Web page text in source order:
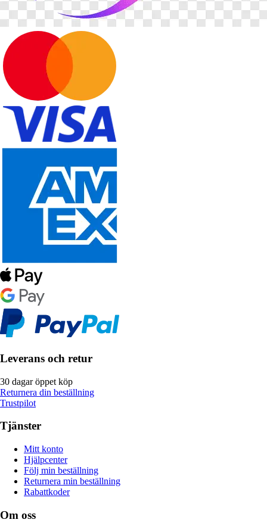
Leverans och retur
30 dagar öppet köp
Returnera din beställning
Trustpilot
Tjänster
Mitt konto
Hjälpcenter
Följ min beställning
Returnera min beställning
Rabattkoder
Om oss